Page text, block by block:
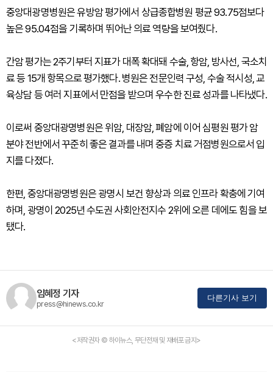
중앙대광명병원은 유방암 평가에서 상급종합병원 평균 93.75점보다
높은 95.04점을 기록하며 뛰어난 의료 역량을 보여줬다.
간암 평가는 2주기부터 지표가 대폭 확대돼 수술, 항암, 방사선, 국소치
료 등 15개 항목으로 평가했다. 병원은 전문인력 구성, 수술 적시성, 교
육상담 등 여러 지표에서 만점을 받으며 우수한 진료 성과를 나타냈다.
이로써 중앙대광명병원은 위암, 대장암, 폐암에 이어 심평원 평가 암
분야 전반에서 꾸준히 좋은 결과를 내며 중증 치료 거점병원으로서 입
지를 다졌다.
한편, 중앙대광명병원은 광명시 보건 향상과 의료 인프라 확충에 기여
하며, 광명이 2025년 수도권 사회안전지수 2위에 오른 데에도 힘을 보
탰다.
임혜정 기자
press@hinews.co.kr
다른기사 보기
<저작권자 © 하이뉴스, 무단전재 및 재배포 금지>